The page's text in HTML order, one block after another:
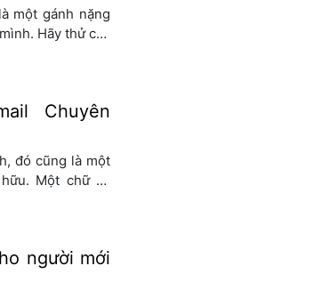
một gánh nặng
Hãy thử các
Chuyên
đó cũng là một
Một chữ ký
người mới